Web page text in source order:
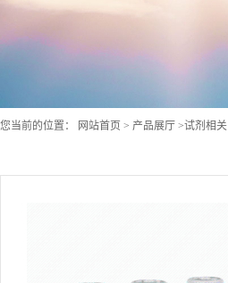
您当前的位置： 网站首页 > 产品展厅 >试剂相关